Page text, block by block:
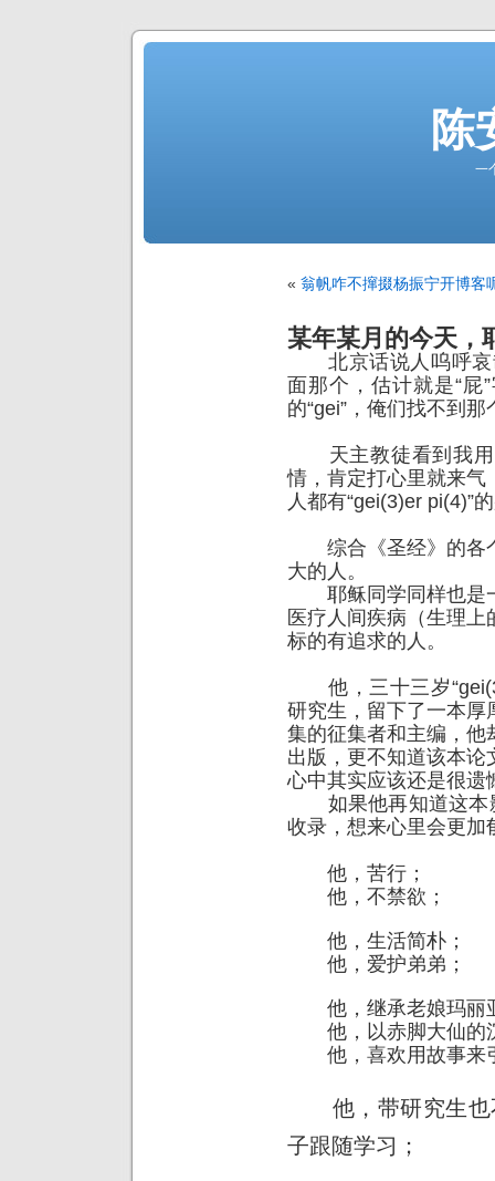
陈
一
« 翁帆咋不撺掇杨振宁开博客
某年某月的今天，
北京话说人呜呼哀
面那个，估计就是“屁
的“gei”，俺们找不到
天主教徒看到我用
情，肯定打心里就来气
人都有“gei(3)er pi(4)”
综合《圣经》的各
大的人。
耶稣同学同样也是
医疗人间疾病（生理
标的有追求的人。
他，三十三岁
研究生，留下了一本厚
集的征集者和主编，他
出版，更不知道该本
心中其实应该还是很遗
如果他再知道这本
收录，想来心里会更加
他，苦行；
他，不禁欲；
他，生活简朴；
他，爱护弟弟；
他，继承老娘玛丽
他，以赤脚大仙的
他，喜欢用故事来
他，带研究生也
子跟随学习；